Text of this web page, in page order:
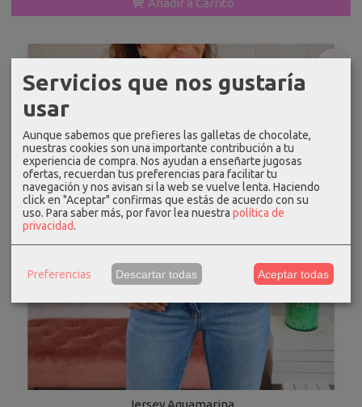
Añadir a Carrito
Servicios que nos gustaría
usar
Aunque sabemos que prefieres las galletas de chocolate,
nuestras cookies son una importante contribución a tu
experiencia de compra. Nos ayudan a enseñarte jugosas
ofertas, recuerdan tus preferencias para facilitar tu
navegación y nos avisan si la web se vuelve lenta. Haciendo
click en "Aceptar" confirmas que estás de acuerdo con su
uso. Para saber más, por favor lea nuestra política de
privacidad.
Preferencias Descartar todas Aceptar todas